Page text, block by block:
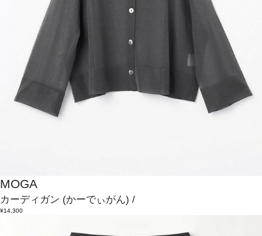
MOGA
カーディガン (かーでぃがん) /
¥14,300